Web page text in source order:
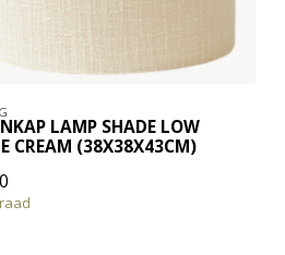
LAMP SHADE LOW
CREAM (38X38X43CM)